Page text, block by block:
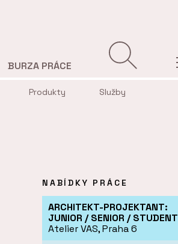
Produkty Služby
BURZA PRÁCE
NABÍDKY PRÁCE
ARCHITEKT-PROJEKTANT:
JUNIOR / SENIOR / STUDENT
Atelier VAS, Praha 6